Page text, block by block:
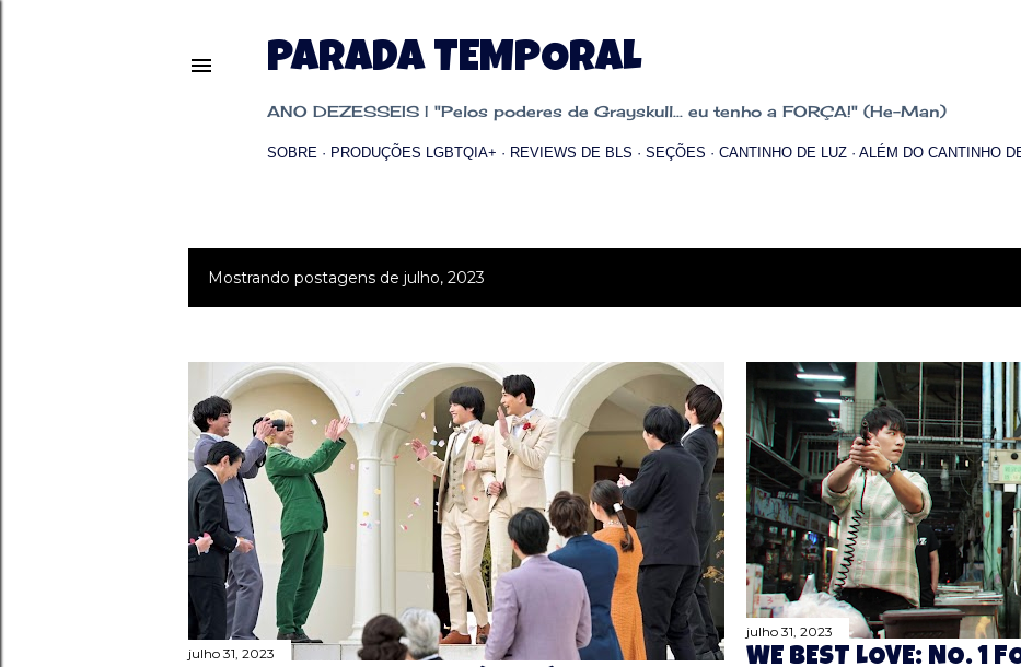
PARADA TEMPORAL
ANO DEZESSEIS | "Pelos poderes de Grayskull... eu tenho a FORÇA!" (He-Man)
SOBRE PRODUÇÕES LGBTQIA+ REVIEWS DE BLS SEÇÕES CANTINHO DE LUZ ALÉM DO CANTINHO
P
t
a
g
e
n
s
Mostrando postagens de julho, 2023
julho 31, 2023
julho 31, 2023
WE BEST LOVE: NO. 1